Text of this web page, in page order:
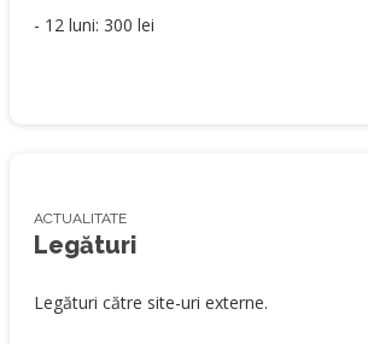
- 12 luni: 300 lei
ACTUALITATE
Legături
Legături către site-uri externe.